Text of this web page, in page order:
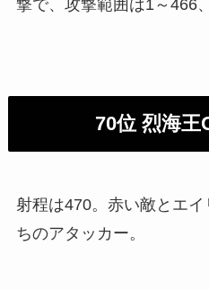
撃で、攻撃範囲は1～466
70位 烈海王
射程は470。赤い敵とエ
ちのアタッカー。